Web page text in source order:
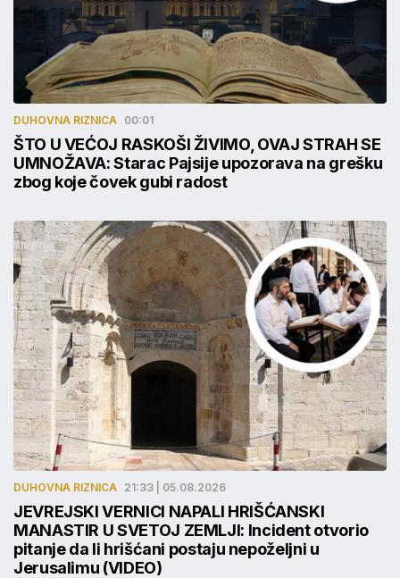
DUHOVNA RIZNICA 00:01
ŠTO U VEĆOJ RASKOŠI ŽIVIMO, OVAJ STRAH SE
UMNOŽAVA: Starac Pajsije upozorava na grešku
zbog koje čovek gubi radost
DUHOVNA RIZNICA 21:33 | 05.08.2026
JEVREJSKI VERNICI NAPALI HRIŠĆANSKI
MANASTIR U SVETOJ ZEMLJI: Incident otvorio
pitanje da li hrišćani postaju nepoželjni u
Jerusalimu (VIDEO)